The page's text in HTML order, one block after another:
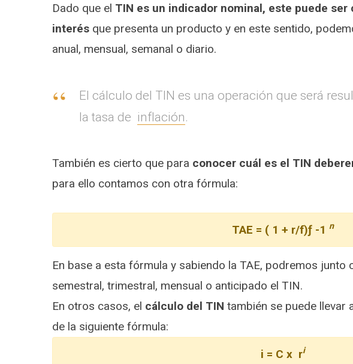
Dado que el TIN es un indicador nominal, este puede
interés que presenta un producto y en este sentido,
anual, mensual, semanal o diario.
El cálculo del TIN es una operación que será
la tasa de inflación.
También es cierto que para conocer cuál es el TIN
para ello contamos con otra fórmula:
TAE = ( 1 + r/f)ƒ -1 n
En base a esta fórmula y sabiendo la TAE, podremos junto
semestral, trimestral, mensual o anticipado el TIN.
En otros casos, el cálculo del TIN también se puede llevar
de la siguiente fórmula:
i = C x ri